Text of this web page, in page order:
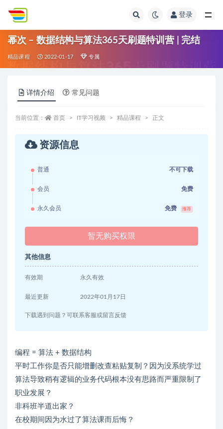
登录
幂次 – 数据结构与算法365天刷题特训营 | 完结
精品课程 2022-01-17 专属
详情介绍 常见问题
当前位置： 首页 IT学习视频 精品课程 正文
资源信息
普通 不可下载
会员 免费
永久会员 免费 推荐
暂无购买权限
其他信息
有效期 永久有效
最近更新 2022年01月17日
下载遇到问题？可联系客服或留言反馈
编程 = 算法 + 数据结构
平时工作你是否只能增删改查粘贴复制？因为没系统学过
算法导致稍有逻辑的业务代码根本没有思路而严重限制了
职业发展？
非科班半道出家？
在校期间因为水过了算法课而后悔？